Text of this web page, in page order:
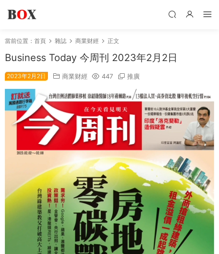
當前位置： 首頁 雜誌 商業财經 正文
Business Today 今周刊 2023年2月2日
2023年2月2日 商業财經 447 推廣